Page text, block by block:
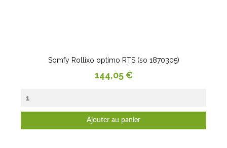
Somfy Rollixo optimo RTS (so 1870305)
Prix
144,05 €
Ajouter au panier